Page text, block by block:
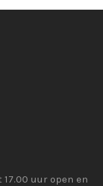
uur open en